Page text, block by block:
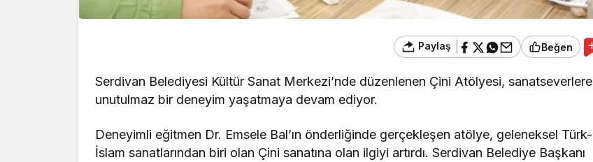
Paylaş Beğen
Serdivan Belediyesi Kültür Sanat Merkezi’nde düzenlenen Çini Atölyesi, sanatseverlere
unutulmaz bir deneyim yaşatmaya devam ediyor.
Deneyimli eğitmen Dr. Emsele Bal’ın önderliğinde gerçekleşen atölye, geleneksel Türk-
İslam sanatlarından biri olan Çini sanatına olan ilgiyi artırdı. Serdivan Belediye Başkanı